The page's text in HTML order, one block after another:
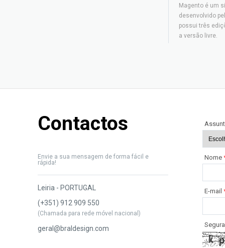
Magento é um
desenvolvido
possui três
a versão livre.
Contactos
Envie a sua mensagem de forma fácil e
rápida!
Leiria - PORTUGAL
(+351) 912 909 550
(Chamada para rede móvel nacional)
geral@braldesign.com
Nome
E-mail